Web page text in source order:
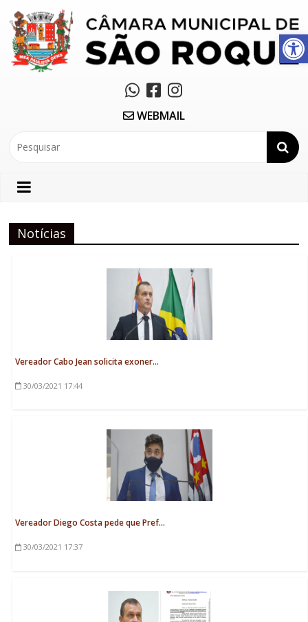
Abrir a barra de ferramentas
WEBMAIL
Notícias
Vereador Cabo Jean solicita exoner...
30/03/2021 17:44
Vereador Diego Costa pede que Pref...
30/03/2021 17:37